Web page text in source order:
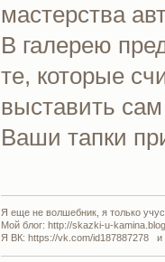
мастерства
В галерею
те, которые
выставить
Ваши тапки
Я еще не волшебник, я только
Мой блог: http://skazki-u-
Я ВК: https://vk.com/id187887278 и